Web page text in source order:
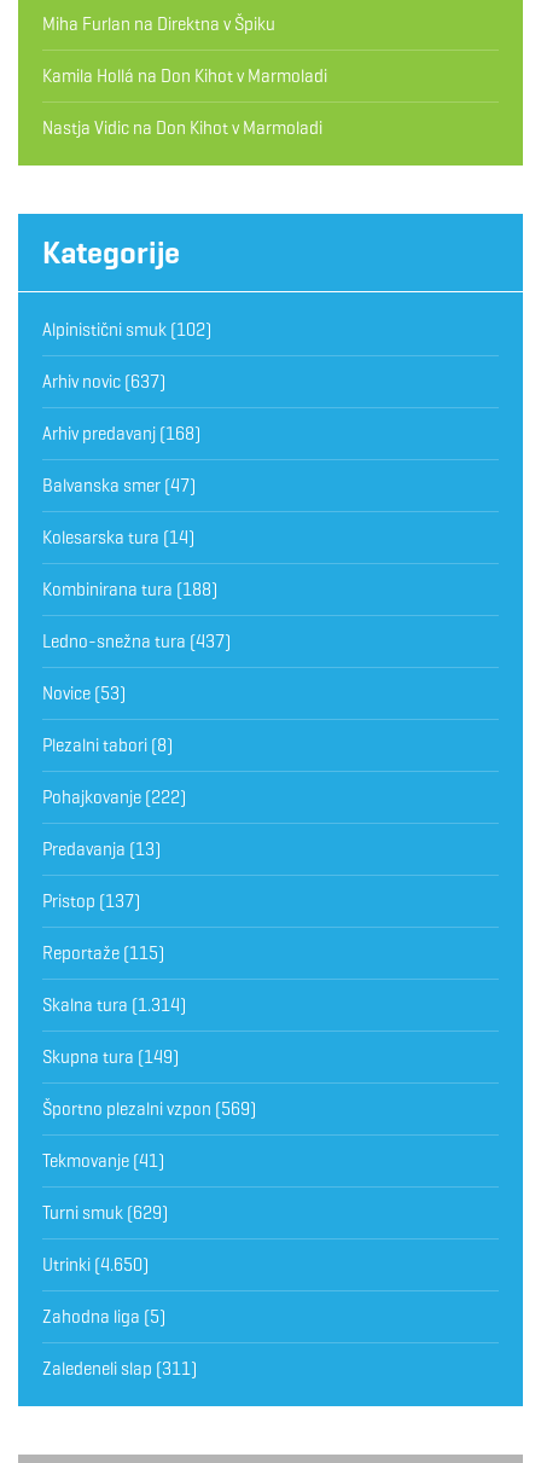
Miha Furlan na Direktna v Špiku
Kamila Hollá na Don Kihot v Marmoladi
Nastja Vidic na Don Kihot v Marmoladi
Kategorije
Alpinistični smuk (102)
Arhiv novic (637)
Arhiv predavanj (168)
Balvanska smer (47)
Kolesarska tura (14)
Kombinirana tura (188)
Ledno-snežna tura (437)
Novice (53)
Plezalni tabori (8)
Pohajkovanje (222)
Predavanja (13)
Pristop (137)
Reportaže (115)
Skalna tura (1.314)
Skupna tura (149)
Športno plezalni vzpon (569)
Tekmovanje (41)
Turni smuk (629)
Utrinki (4.650)
Zahodna liga (5)
Zaledeneli slap (311)